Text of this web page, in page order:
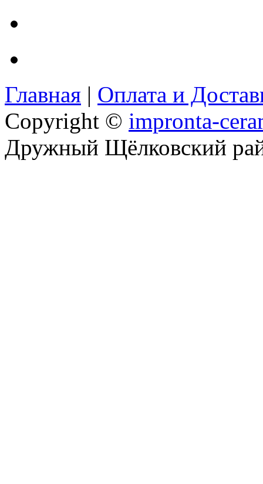
Главная | Оплата и
Copyright © impronta-
Дружный Щёлковский